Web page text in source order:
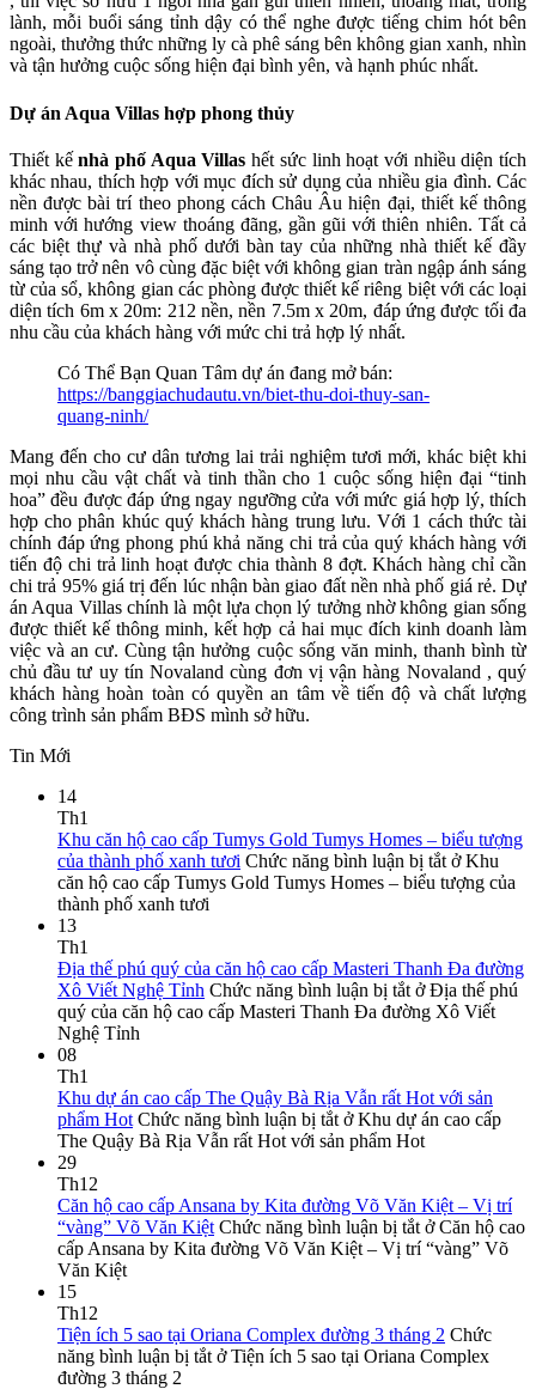
lành, mỗi buổi sáng tỉnh dậy có thể nghe được tiếng chim hót bên
ngoài, thưởng thức những ly cà phê sáng bên không gian xanh, nhìn
và tận hưởng cuộc sống hiện đại bình yên, và hạnh phúc nhất.
Dự án Aqua Villas hợp phong thủy
Thiết kếnhà phố Aqua Villas hết sức linh hoạt với nhiều diện tích
khác nhau, thích hợp với mục đích sử dụng của nhiều gia đình. Các
nền được bài trí theo phong cách Châu Âu hiện đại, thiết kế thông
minh với hướng view thoáng đãng, gần gũi với thiên nhiên. Tất cả
các biệt thự và nhà phố dưới bàn tay của những nhà thiết kế đầy
sáng tạo trở nên vô cùng đặc biệt với không gian tràn ngập ánh sáng
từ của sổ, không gian các phòng được thiết kế riêng biệt với các loại
diện tích 6m x 20m: 212 nền, nền 7.5m x 20m, đáp ứng được tối đa
nhu cầu của khách hàng với mức chi trả hợp lý nhất.
Có Thể Bạn Quan Tâm dự án đang mở bán:
https://banggiachudautu.vn/biet-thu-doi-thuy-san-
quang-ninh/
Mang đến cho cư dân tương lai trải nghiệm tươi mới, khác biệt khi
mọi nhu cầu vật chất và tinh thần cho 1 cuộc sống hiện đại “tinh
hoa” đều được đáp ứng ngay ngưỡng cửa với mức giá hợp lý, thích
hợp cho phân khúc quý khách hàng trung lưu. Với 1 cách thức tài
chính đáp ứng phong phú khả năng chi trả của quý khách hàng với
tiến độ chi trả linh hoạt được chia thành 8 đợt. Khách hàng chỉ cần
chi trả 95% giá trị đến lúc nhận bàn giao đất nền nhà phố giá rẻ. Dự
án Aqua Villas chính là một lựa chọn lý tưởng nhờ không gian sống
được thiết kế thông minh, kết hợp cả hai mục đích kinh doanh làm
việc và an cư. Cùng tận hưởng cuộc sống văn minh, thanh bình từ
chủ đầu tư uy tín Novaland cùng đơn vị vận hàng Novaland , quý
khách hàng hoàn toàn có quyền an tâm về tiến độ và chất lượng
công trình sản phẩm BĐS mình sở hữu.
Tin Mới
14
Th1
Khu căn hộ cao cấp Tumys Gold Tumys Homes – biểu tượng
của thành phố xanh tươi Chức năng bình luận bị tắt ở Khu
căn hộ cao cấp Tumys Gold Tumys Homes – biểu tượng của
thành phố xanh tươi
13
Th1
Địa thế phú quý của căn hộ cao cấp Masteri Thanh Đa đường
Xô Viết Nghệ Tỉnh Chức năng bình luận bị tắt ở Địa thế phú
quý của căn hộ cao cấp Masteri Thanh Đa đường Xô Viết
Nghệ Tỉnh
08
Th1
Khu dự án cao cấp The Quậy Bà Rịa Vẫn rất Hot với sản
phẩm Hot Chức năng bình luận bị tắt ở Khu dự án cao cấp
The Quậy Bà Rịa Vẫn rất Hot với sản phẩm Hot
29
Th12
Căn hộ cao cấp Ansana by Kita đường Võ Văn Kiệt – Vị trí
“vàng” Võ Văn Kiệt Chức năng bình luận bị tắt ở Căn hộ cao
cấp Ansana by Kita đường Võ Văn Kiệt – Vị trí “vàng” Võ
Văn Kiệt
15
Th12
Tiện ích 5 sao tại Oriana Complex đường 3 tháng 2 Chức
năng bình luận bị tắt ở Tiện ích 5 sao tại Oriana Complex
đường 3 tháng 2